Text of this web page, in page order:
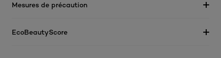
Mesures de précaution
EcoBeautyScore